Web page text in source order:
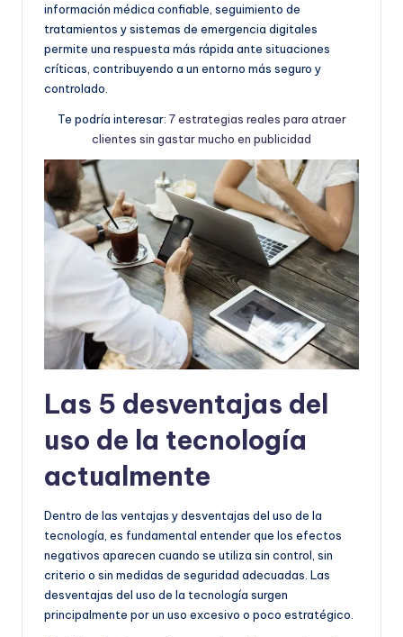
información médica confiable, seguimiento de
tratamientos y sistemas de emergencia digitales
permite una respuesta más rápida ante situaciones
críticas, contribuyendo a un entorno más seguro y
controlado.
Te podría interesar: 7 estrategias reales para atraer
clientes sin gastar mucho en publicidad
Las 5 desventajas del
uso de la tecnología
actualmente
Dentro de las ventajas y desventajas del uso de la
tecnología, es fundamental entender que los efectos
negativos aparecen cuando se utiliza sin control, sin
criterio o sin medidas de seguridad adecuadas. Las
desventajas del uso de la tecnología surgen
principalmente por un uso excesivo o poco estratégico.